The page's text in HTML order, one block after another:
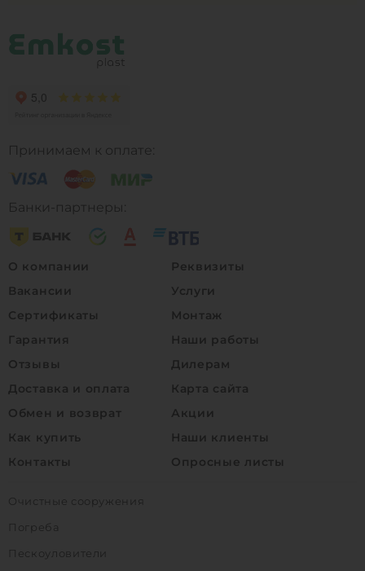
Принимаем к оплате:
Банки-партнеры:
О компании
Вакансии
Сертификаты
Гарантия
Отзывы
Доставка и оплата
Обмен и возврат
Как купить
Контакты
Реквизиты
Услуги
Монтаж
Наши работы
Дилерам
Карта сайта
Акции
Наши клиенты
Опросные листы
Очистные сооружения
Погреба
Пескоуловители